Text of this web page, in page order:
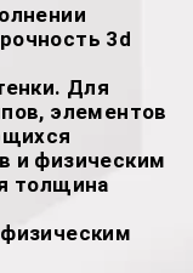
3d
Для
элементов
и физическим
толщина